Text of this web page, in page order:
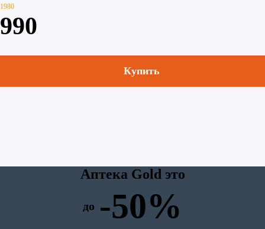
1980
990
Купить
Аптека Gold это
до -50%